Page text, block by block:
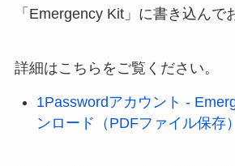
「Emergency Kit」に書き込んで
詳細はこちらをご覧ください。
1Passwordアカウント -
ンロード（PDFファイル保存）